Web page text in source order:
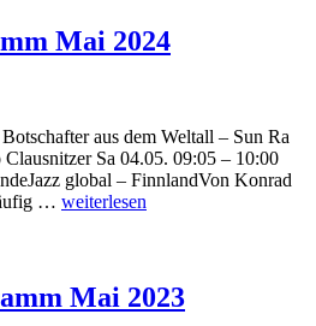
Mai 2024
aus dem Weltall – Sun Ra
Sa 04.05. 09:05 – 10:00
global – FinnlandVon Konrad
… weiterlesen
Mai 2023